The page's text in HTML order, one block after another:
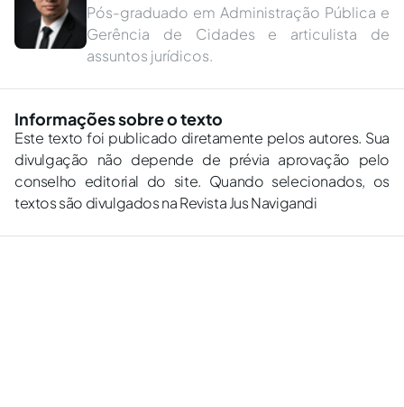
Pós-graduado em Administração Pública e
Gerência de Cidades e articulista de
assuntos jurídicos.
Informações sobre o texto
Este texto foi publicado diretamente pelos autores. Sua
divulgação não depende de prévia aprovação pelo
conselho editorial do site. Quando selecionados, os
textos são divulgados na Revista Jus Navigandi